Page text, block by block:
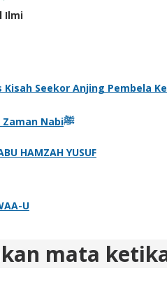
Awal Munculnya Khawarij Di Zaman Nabiﷺ
HAMZAH YUSUF
U
mata